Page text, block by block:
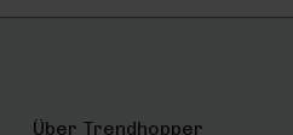
Über Trendhopper